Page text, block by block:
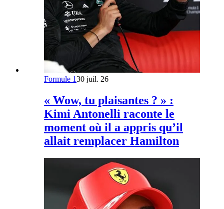
Formule 130 juil. 26
« Wow, tu plaisantes ? » :
Kimi Antonelli raconte le
moment où il a appris qu’il
allait remplacer Hamilton